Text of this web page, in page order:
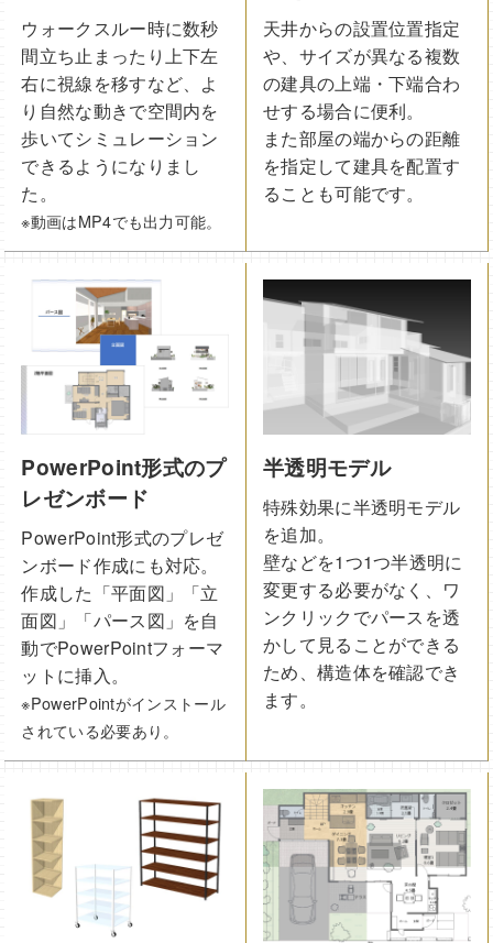
ウォークスルー時に数秒
間立ち止まったり上下左
右に視線を移すなど、よ
り自然な動きで空間内を
歩いてシミュレーション
できるようになりまし
た。
※動画はMP4でも出力可能。
天井からの設置位置指定
や、サイズが異なる複数
の建具の上端・下端合わ
せする場合に便利。
また部屋の端からの距離
を指定して建具を配置す
ることも可能です。
PowerPoint形式のプ
レゼンボード
PowerPoint形式のプレゼ
ンボード作成にも対応。
作成した「平面図」「立
面図」「パース図」を自
動でPowerPointフォーマ
ットに挿入。
※PowerPointがインストール
されている必要あり。
半透明モデル
特殊効果に半透明モデル
を追加。
壁などを1つ1つ半透明に
変更する必要がなく、ワ
ンクリックでパースを透
かして見ることができる
ため、構造体を確認でき
ます。